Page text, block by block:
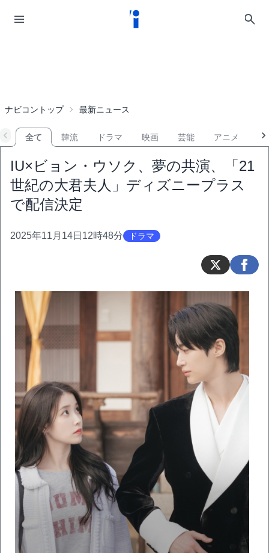
ナビコントップ 最新ニュース
全て 韓流 ドラマ 映画 芸能 アニメ
IU×ビョン・ウソク、夢の共演、「21
世紀の大君夫人」ディズニープラス
で配信決定
2025年11月14日12時48分 ドラマ